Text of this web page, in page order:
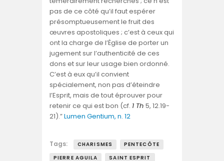
pas de ce côté qu’il faut espérer
présomptueusement le fruit des
œuvres apostoliques ; c’est à ceux qui
ont la charge de l’Église de porter un
jugement sur l’authenticité de ces
dons et sur leur usage bien ordonné.
C’est à eux qu’il convient
spécialement, non pas d’éteindre
l’Esprit, mais de tout éprouver pour
retenir ce qui est bon (cf. 1 Th 5, 12.19-
21).”Lumen Gentium, n. 12
Tags: CHARISMES
PENTECÔTE
PIERRE AGUILA
SAINT ESPRIT